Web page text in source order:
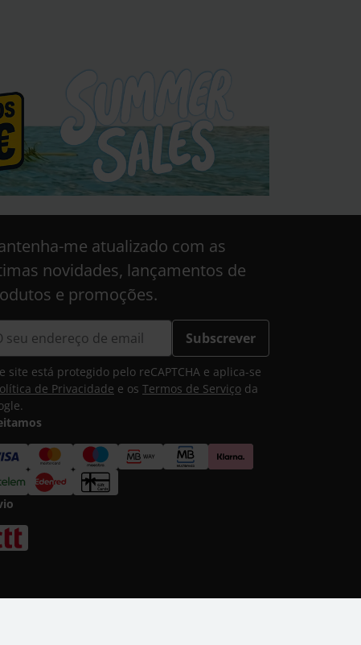
me atualizado com as
novidades, lançamentos de
e promoções.
Subscrever
site está protegido pelo reCAPTCHA e aplica-se
de Privacidade e os Termos de Serviço da